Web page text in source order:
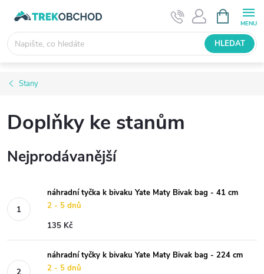
obsah
NÁKUPNÍ
KOŠÍK
HLEDAT
Stany
Doplňky ke stanům
Nejprodávanější
náhradní tyčka k bivaku Yate Maty Bivak bag - 41 cm
2 - 5 dnů
135 Kč
náhradní tyčky k bivaku Yate Maty Bivak bag - 224 cm
2 - 5 dnů